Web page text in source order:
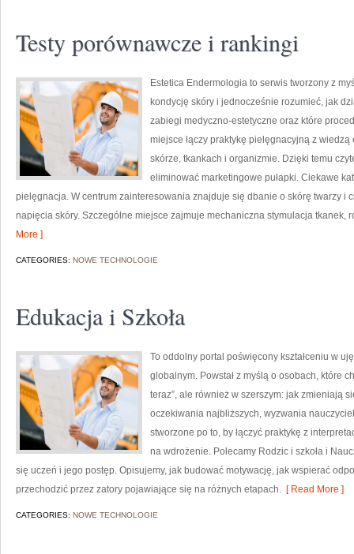
Testy porównawcze i rankingi
Estetica Endermologia to serwis tworzony z
kondycję skóry i jednocześnie rozumieć, jak
zabiegi medyczno-estetyczne oraz które
miejsce łączy praktykę pielęgnacyjną z
skórze, tkankach i organizmie. Dzięki temu
eliminować marketingowe pułapki. Ciekawe
pielęgnacja. W centrum zainteresowania znajduje się dbanie o skórę twarzy i
napięcia skóry. Szczególne miejsce zajmuje mechaniczna stymulacja tkanek,
More ]
CATEGORIES: NOWE TECHNOLOGIE
Edukacja i Szkoła
To oddolny portal poświęcony kształceniu w
globalnym. Powstał z myślą o osobach, które
teraz”, ale również w szerszym: jak zmieniają
oczekiwania najbliższych, wyzwania
stworzone po to, by łączyć praktykę z
na wdrożenie. Polecamy Rodzic i szkoła i
się uczeń i jego postęp. Opisujemy, jak budować motywację, jak wspierać
przechodzić przez zatory pojawiające się na różnych etapach. [ Read More ]
CATEGORIES: NOWE TECHNOLOGIE